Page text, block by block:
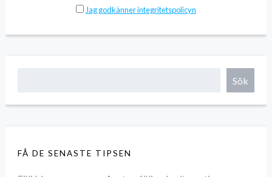
Jag godkänner integritetspolicyn
Sök
FÅ DE SENASTE TIPSEN